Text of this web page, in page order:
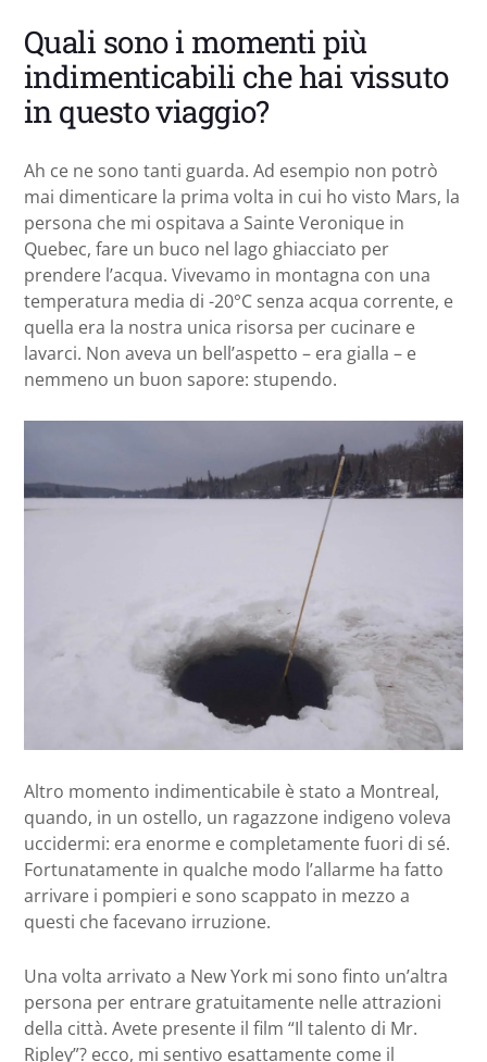
Quali sono i momenti più
indimenticabili che hai vissuto
in questo viaggio?
Ah ce ne sono tanti guarda. Ad esempio non potrò
mai dimenticare la prima volta in cui ho visto Mars, la
persona che mi ospitava a Sainte Veronique in
Quebec, fare un buco nel lago ghiacciato per
prendere l’acqua. Vivevamo in montagna con una
temperatura media di -20°C senza acqua corrente, e
quella era la nostra unica risorsa per cucinare e
lavarci. Non aveva un bell’aspetto – era gialla – e
nemmeno un buon sapore: stupendo.
Altro momento indimenticabile è stato a Montreal,
quando, in un ostello, un ragazzone indigeno voleva
uccidermi: era enorme e completamente fuori di sé.
Fortunatamente in qualche modo l’allarme ha fatto
arrivare i pompieri e sono scappato in mezzo a
questi che facevano irruzione.
Una volta arrivato a New York mi sono finto un’altra
persona per entrare gratuitamente nelle attrazioni
della città. Avete presente il film “Il talento di Mr.
Ripley”? ecco, mi sentivo esattamente come il